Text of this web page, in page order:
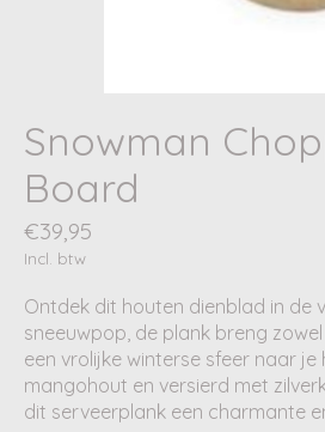
Snowman
Board
€39,95
Incl. btw
Ontdek dit houten dienblad in de
sneeuwpop, de plank breng
een vrolijke winterse sfeer naar je
mangohout en versierd met
dit serveerplank een charmante